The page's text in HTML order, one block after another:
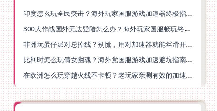
印度怎么玩全民突击？海外玩家国服游戏加速器终极指南（附原神延迟优化+精灵之境加速器选择）
300大作战国外无法登陆怎么办？海外玩家国服畅玩终极指南（附实测推荐）
非洲玩蛋仔派对总掉线？别慌，用对加速器就能丝滑开跑！
比利时怎么玩倩女幽魂？海外党国服游戏加速避坑指南（附实测推荐）
在欧洲怎么玩穿越火线不卡顿？老玩家亲测有效的加速器选择指南